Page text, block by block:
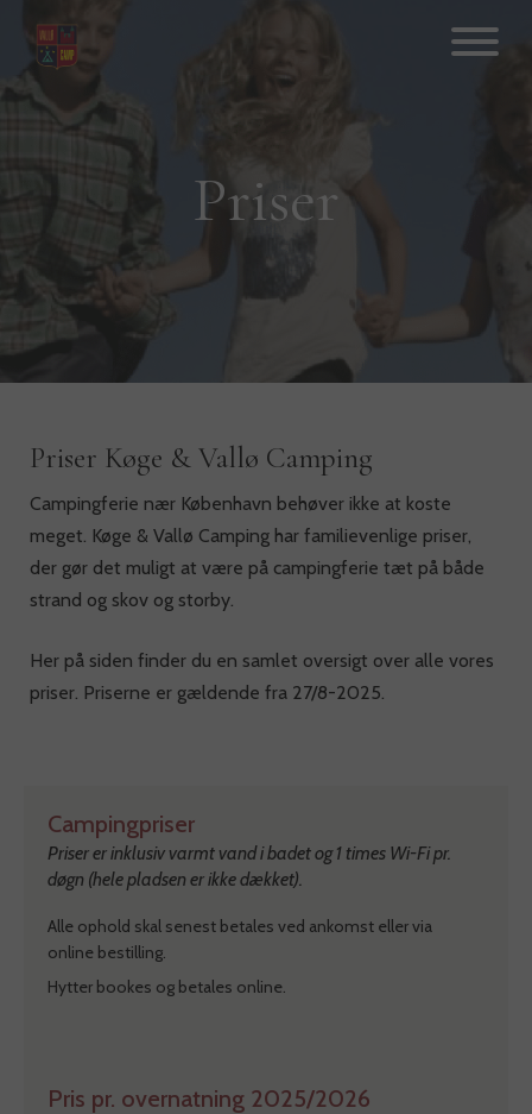
indhold
Priser
Priser Køge & Vallø Camping
Campingferie nær København behøver ikke at koste
meget. Køge & Vallø Camping har familievenlige priser,
der gør det muligt at være på campingferie tæt på både
strand og skov og storby.
Her på siden finder du en samlet oversigt over alle vores
priser. Priserne er gældende fra 27/8-2025.
Campingpriser
Priser er inklusiv varmt vand i badet og 1 times Wi-Fi pr.
døgn (hele pladsen er ikke dækket).
Alle ophold skal senest betales ved ankomst eller via
online bestilling.
Hytter bookes og betales online.
Pris pr. overnatning 2025/2026